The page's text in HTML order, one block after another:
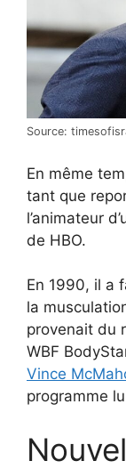
Source:
En même
tant que
l’animateur
de HBO.
En 1990, il a
la
provenait du
WBF
Vince
programme